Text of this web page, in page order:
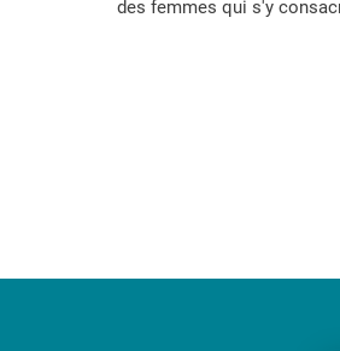
des femmes qui s'y